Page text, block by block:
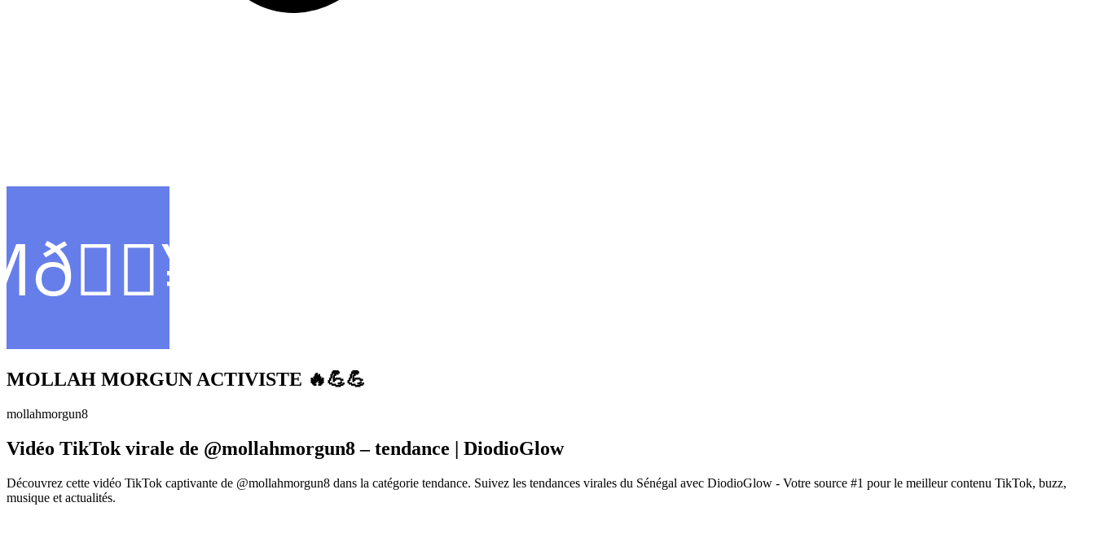
MOLLAH MORGUN ACTIVISTE 🔥💪💪
mollahmorgun8
Vidéo TikTok virale de @mollahmorgun8 – tendance | DiodioGlow
Découvrez cette vidéo TikTok captivante de @mollahmorgun8 dans la catégorie tendance. Suivez les tendances virales du Sénégal avec DiodioGlow - Votre source #1 pour le meilleur contenu TikTok, buzz,
musique et actualités.